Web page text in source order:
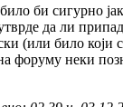
би сигурно
да ли
(или било који
неки